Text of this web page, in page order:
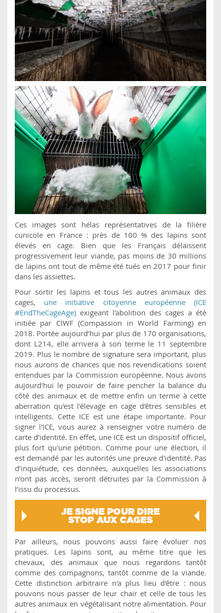
Ces images sont hélas représentatives de la filière
cunicole en France : près de 100 % des lapins sont
élevés en cage. Bien que les Français délaissent
progressivement leur viande, pas moins de 30 millions
de lapins ont tout de même été tués en 2017 pour finir
dans les assiettes.
Pour sortir les lapins et tous les autres animaux des
cages, une initiative citoyenne européenne (ICE
#EndTheCageAge) exigeant l'abolition des cages a été
initiée par CIWF (Compassion in World Farming) en
2018. Portée aujourd’hui par plus de 170 organisations,
dont L214, elle arrivera à son terme le 11 septembre
2019. Plus le nombre de signature sera important, plus
nous aurons de chances que nos revendications soient
entendues par la Commission européenne. Nous avons
aujourd'hui le pouvoir de faire pencher la balance du
côté des animaux et de mettre enfin un terme à cette
aberration qu'est l'élevage en cage d'êtres sensibles et
intelligents. Cette ICE est une étape importante. Pour
signer l'ICE, vous aurez à renseigner votre numéro de
carte d’identité. En effet, une ICE est un dispositif officiel,
plus fort qu'une pétition. Comme pour une élection, il
est demandé par les autorités une preuve d'identité. Pas
d’inquiétude, ces données, auxquelles les associations
n’ont pas accès, seront détruites par la Commission à
l’issu du processus.
Par ailleurs, nous pouvons aussi faire évoluer nos
pratiques. Les lapins sont, au même titre que les
chevaux, des animaux que nous regardons tantôt
comme des compagnons, tantôt comme de la viande.
Cette distinction arbitraire n'a plus lieu d'être : nous
pouvons nous passer de leur chair et celle de tous les
autres animaux en végétalisant notre alimentation. Pour